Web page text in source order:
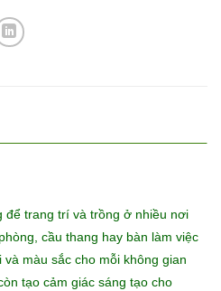
để trang trí và trồng ở nhiều nơi
cầu thang hay bàn làm việc
màu sắc cho mỗi không gian
tạo cảm giác sáng tạo cho